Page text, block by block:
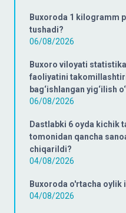
Buxoroda 1 kilogramm
tushadi?
06/08/2026
Buxoro viloyati
faoliyatini
bag‘ishlangan yig‘ilish
06/08/2026
Dastlabki 6 oyda kichik
tomonidan qancha
chiqarildi?
04/08/2026
Buxoroda o'rtacha oylik
04/08/2026